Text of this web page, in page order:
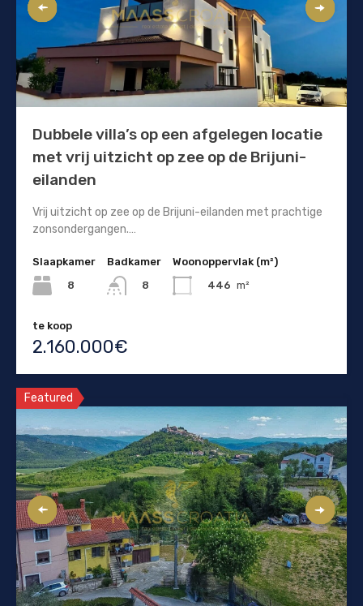
Dubbele villa’s op een afgelegen locatie
met vrij uitzicht op zee op de Brijuni-
eilanden
Vrij uitzicht op zee op de Brijuni-eilanden met prachtige
zonsondergangen.…
Slaapkamer
8
Badkamer
8
Woonoppervlak (m²)
446 m²
te koop
2.160.000€
Featured